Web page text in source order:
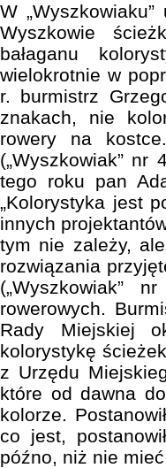
W
Wyszkowie
bałaganu
wielokrotnie w
r. burmistrz
znakach, nie
rowery na
(„Wyszkowiak” nr
tego roku pan
„Kolorystyka jest
innych
tym nie zależy,
rozwiązania
(„Wyszkowiak”
rowerowych.
Rady Miejskiej
kolorystykę
z Urzędu
które od dawna
kolorze.
co jest,
późno, niż nie